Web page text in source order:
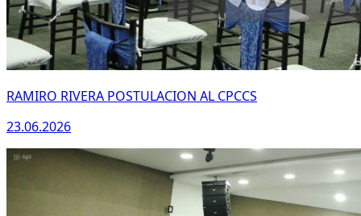
RAMIRO RIVERA POSTULACION AL CPCCS
23.06.2026